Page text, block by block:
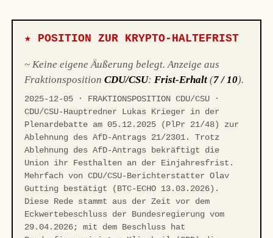
★ POSITION ZUR KRYPTO-HALTEFRIST
~ Keine eigene Äußerung belegt. Anzeige aus
FraktionspositionCDU/CSU: Frist-Erhalt (7 / 10).
2025-12-05 · FRAKTIONSPOSITION CDU/CSU ·
CDU/CSU-Hauptredner Lukas Krieger in der
Plenardebatte am 05.12.2025 (PlPr 21/48) zur
Ablehnung des AfD-Antrags 21/2301. Trotz
Ablehnung des AfD-Antrags bekräftigt die
Union ihr Festhalten an der Einjahresfrist.
Mehrfach von CDU/CSU-Berichterstatter Olav
Gutting bestätigt (BTC-ECHO 13.03.2026).
Diese Rede stammt aus der Zeit vor dem
Eckwertebeschluss der Bundesregierung vom
29.04.2026; mit dem Beschluss hat